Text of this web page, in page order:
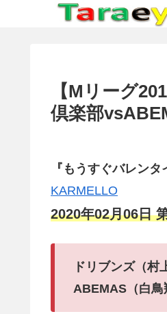
【Mリーグ
倶楽部
『もうすぐバレンタ
KARMELLO
2020年02月06日
ドリブンズ（
ABEMAS（白鳥